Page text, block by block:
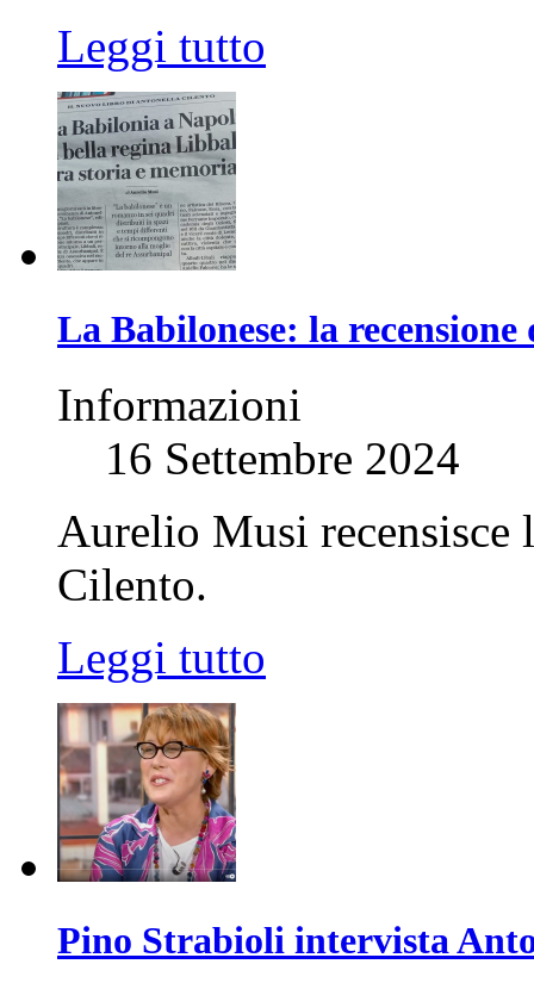
Leggi tutto
La Babilonese: la
Informazioni
16 Settembre 2024
Aurelio Musi
Cilento.
Leggi tutto
Pino Strabioli intervista